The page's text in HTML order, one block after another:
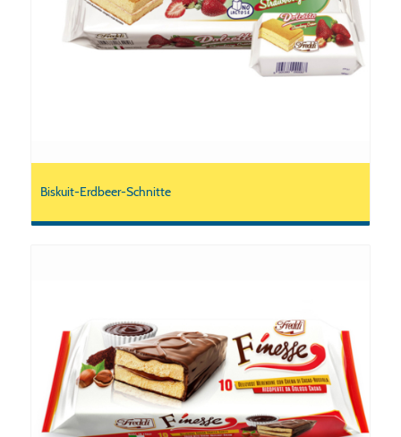
Biskuit-Erdbeer-Schnitte